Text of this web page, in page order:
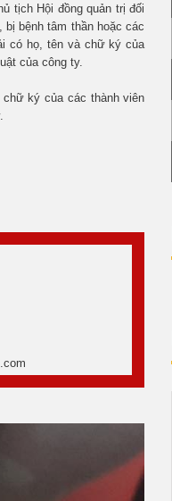
tịch Hội đồng quản trị đối
bệnh tâm thần hoặc các
có họ, tên và chữ ký của
của công ty.
ký của các thành viên